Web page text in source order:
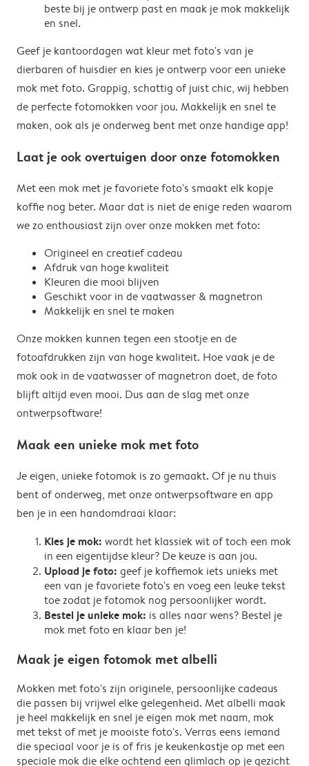
beste bij je ontwerp past en maak je mok makkelijk
en snel.
Geef je kantoordagen wat kleur met foto's van je
dierbaren of huisdier en kies je ontwerp voor een unieke
mok met foto. Grappig, schattig of juist chic, wij hebben
de perfecte fotomokken voor jou. Makkelijk en snel te
maken, ook als je onderweg bent met onze handige app!
Laat je ook overtuigen door onze fotomokken
Met een mok met je favoriete foto's smaakt elk kopje
koffie nog beter. Maar dat is niet de enige reden waarom
we zo enthousiast zijn over onze mokken met foto:
Origineel en creatief cadeau
Afdruk van hoge kwaliteit
Kleuren die mooi blijven
Geschikt voor in de vaatwasser & magnetron
Makkelijk en snel te maken
Onze mokken kunnen tegen een stootje en de
fotoafdrukken zijn van hoge kwaliteit. Hoe vaak je de
mok ook in de vaatwasser of magnetron doet, de foto
blijft altijd even mooi. Dus aan de slag met onze
ontwerpsoftware!
Maak een unieke mok met foto
Je eigen, unieke fotomok is zo gemaakt. Of je nu thuis
bent of onderweg, met onze ontwerpsoftware en app
ben je in een handomdraai klaar:
Kies je mok: wordt het klassiek wit of toch een mok
in een eigentijdse kleur? De keuze is aan jou.
Upload je foto: geef je koffiemok iets unieks met
een van je favoriete foto's en voeg een leuke tekst
toe zodat je fotomok nog persoonlijker wordt.
Bestel je unieke mok: is alles naar wens? Bestel je
mok met foto en klaar ben je!
Maak je eigen fotomok met albelli
Mokken met foto's zijn originele, persoonlijke cadeaus
die passen bij vrijwel elke gelegenheid. Met albelli maak
je heel makkelijk en snel je eigen mok met naam, mok
met tekst of met je mooiste foto's. Verras eens iemand
die speciaal voor je is of fris je keukenkastje op met een
speciale mok die elke ochtend een glimlach op je gezicht